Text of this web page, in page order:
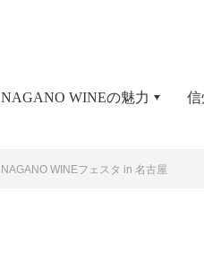
NAGANO WINEの魅力 信
NAGANO WINEフェスタ in 名古屋